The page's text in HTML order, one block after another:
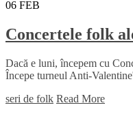
06 FEB
Concertele folk
Dacă e luni, începem cu
Începe turneul Anti-
seri de folk Read More